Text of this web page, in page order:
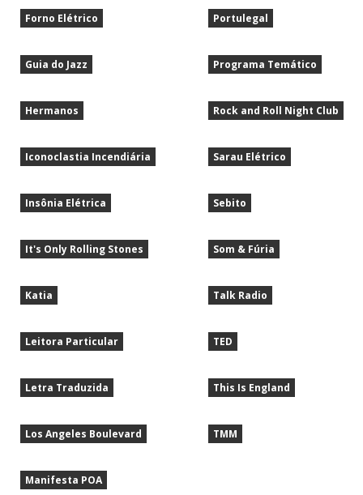
Forno Elétrico
Guia do Jazz
Hermanos
Iconoclastia Incendiária
Insônia Elétrica
It's Only Rolling Stones
Katia
Leitora Particular
Letra Traduzida
Los Angeles Boulevard
Manifesta POA
Portulegal
Programa Temático
Rock and Roll Night Club
Sarau Elétrico
Sebito
Som & Fúria
Talk Radio
TED
This Is England
TMM